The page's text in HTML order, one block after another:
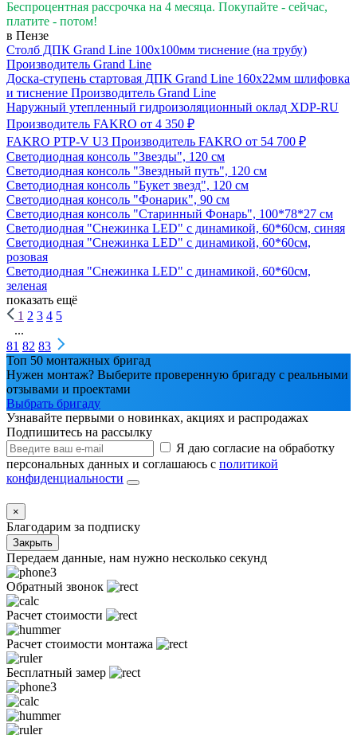
Беспроцентная рассрочка на 4 месяца. Покупайте - сейчас,
платите - потом!
в Пензе
Столб ДПК Grand Line 100х100мм тиснение (на трубу)
Производитель Grand Line
Доска-ступень стартовая ДПК Grand Line 160х22мм шлифовка
и тиснение Производитель Grand Line
Наружный утепленный гидроизоляционный оклад XDP-RU
Производитель FAKRO от 4 350 ₽
FAKRO PTP-V U3 Производитель FAKRO от 54 700 ₽
Светодиодная консоль "Звезды", 120 см
Светодиодная консоль "Звездный путь", 120 см
Светодиодная консоль "Букет звезд", 120 см
Светодиодная консоль "Фонарик", 90 см
Светодиодная консоль "Старинный Фонарь", 100*78*27 см
Светодиодная "Снежинка LED" с динамикой, 60*60см, синяя
Светодиодная "Снежинка LED" с динамикой, 60*60см,
розовая
Светодиодная "Снежинка LED" с динамикой, 60*60см,
зеленая
показать ещё
1 2 3 4 5
...
81 82 83
Топ 50 монтажных бригад
Нужен монтаж? Выберите проверенную бригаду с реальными
отзывами и проектами
Выбрать бригаду
Узнавайте первыми о новинках, акциях и распродажах
Подпишитесь на рассылку
Я даю согласие на обработку
персональных данных и соглашаюсь с политикой
конфиденциальности
×
Благодарим за подписку
Закрыть
Передаем данные, нам нужно несколько секунд
Обратный звонок
Расчет стоимости
Расчет стоимости монтажа
Бесплатный замер